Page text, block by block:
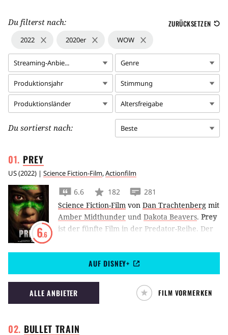
Du filterst nach: ZURÜCKSETZEN
2022 2020er WOW
Streaming-Anbie... Genre
Produktionsjahr Stimmung
Produktionsländer Altersfreigabe
Du sortierst nach: Beste
PREY
US(2022) | Science Fiction-Film,Actionfilm
6.6
6.6 182
281
Science Fiction-Film von Dan Trachtenberg mit
Amber Midthunder und Dakota Beavers. Prey
ist der fünfte Film in der Predator-Reihe. Der
Vergangenheit und erzählt von einer
Comanchen-Kriegerin, die den Kampf gegen
den gefährlichsten Jäger des Universums
AUF DISNEY+
ALLE ANBIETER FILM VORMERKEN
BULLET TRAIN